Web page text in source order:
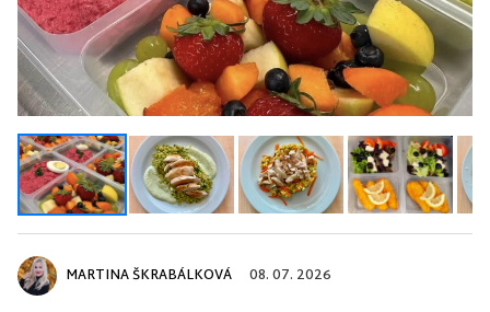
MARTINA ŠKRABÁLKOVÁ 08. 07. 2026